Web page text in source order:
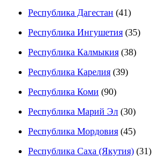
Республика Дагестан (41)
Республика Ингушетия (35)
Республика Калмыкия (38)
Республика Карелия (39)
Республика Коми (90)
Республика Марий Эл (30)
Республика Мордовия (45)
Республика Саха (Якутия) (31)